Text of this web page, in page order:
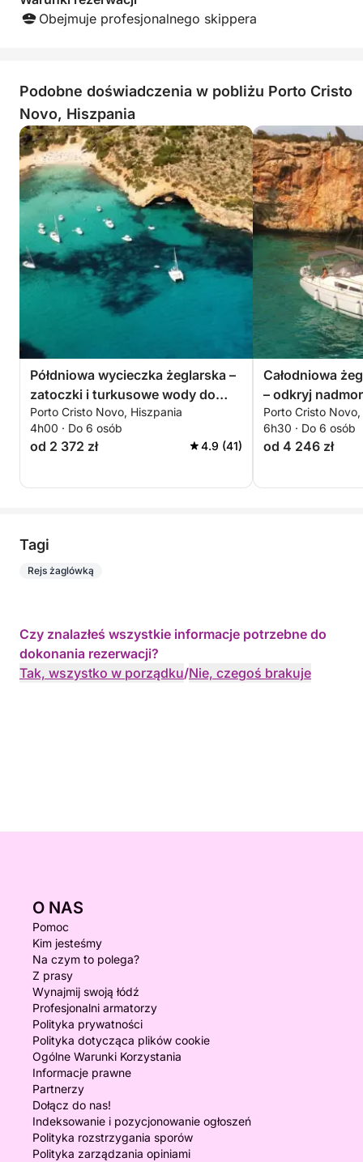
Obejmuje profesjonalnego skippera
Podobne doświadczenia w pobliżu Porto Cristo
Novo, Hiszpania
Półdniowa wycieczka żeglarska –
zatoczki i turkusowe wody do
odkrycia
Porto Cristo Novo, Hiszpania
4h00 · Do 6 osób
od 2 372 zł 4.9 (41)
Całodniowa
– odkryj
Porto Cristo
6h30 · Do 6 osób
od 4 246 zł
Tagi
Rejs żaglówką
Czy znalazłeś wszystkie informacje potrzebne do
dokonania rezerwacji?
Tak, wszystko w porządku/Nie, czegoś brakuje
O NAS
Pomoc
Kim jesteśmy
Na czym to polega?
Z prasy
Wynajmij swoją łódź
Profesjonalni armatorzy
Polityka prywatności
Polityka dotycząca plików cookie
Ogólne Warunki Korzystania
Informacje prawne
Partnerzy
Dołącz do nas!
Indeksowanie i pozycjonowanie ogłoszeń
Polityka rozstrzygania sporów
Polityka zarządzania opiniami